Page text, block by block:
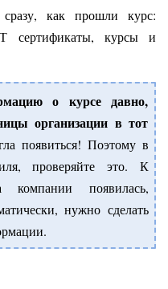
как прошли курс:
сертификаты, курсы и
о курсе давно,
организации в тот
появиться! Поэтому в
проверяйте это. К
компании появилась,
нужно сделать